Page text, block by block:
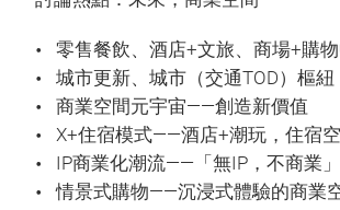
零售餐飲、酒店+文旅、商場+購
城市更新、城市（交通TOD）樞紐
商業空間元宇宙——創造新價值
X+住宿模式——酒店+潮玩，住宿
IP商業化潮流——「無IP，不商業」
情景式購物——沉浸式體驗的商業